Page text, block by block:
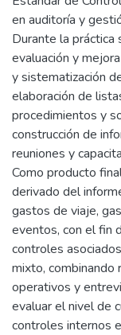
en auditoría y
Durante la práctica
evaluación y
y sistematización
elaboración de
procedimientos y
construcción de
reuniones y
Como producto
derivado del
gastos de viaje,
eventos, con el fin
controles
mixto, combinando
operativos y
evaluar el nivel de
controles internos